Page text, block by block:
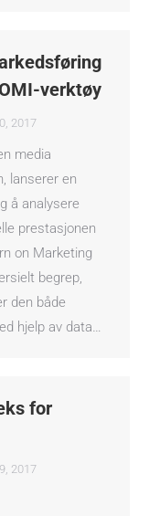
verktøy
2017
media
lanserer en
å analysere
prestasjonen
on Marketing
begrep,
den både
hjelp av data…
for
2017